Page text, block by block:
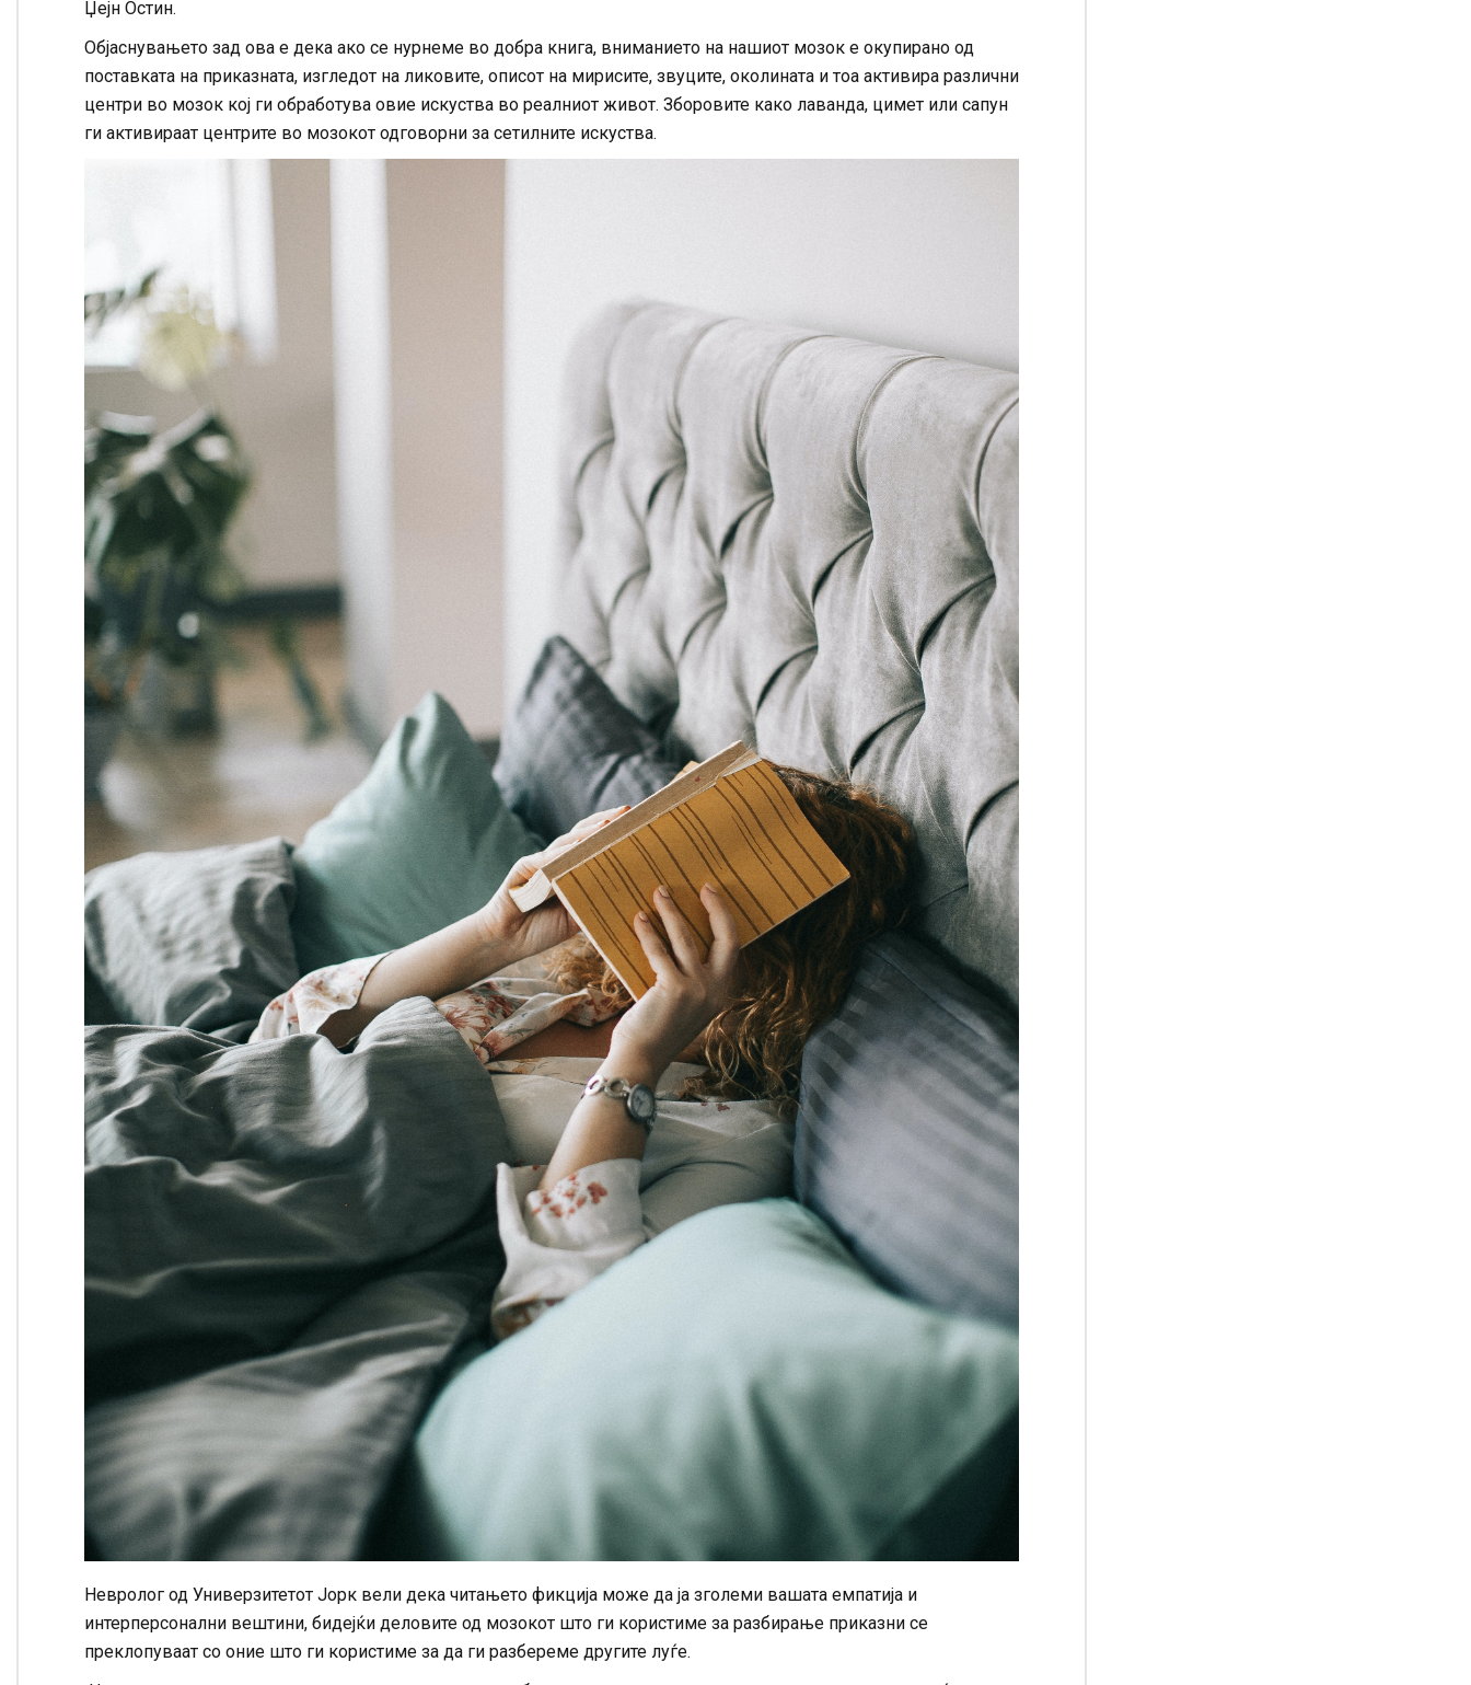
Џејн Остин.
Објаснувањето зад ова е дека ако се нурнеме во добра книга, вниманието на нашиот мозок е окупирано од
поставката на приказната, изгледот на ликовите, описот на мирисите, звуците, околината и тоа активира различни
центри во мозок кој ги обработува овие искуства во реалниот живот. Зборовите како лаванда, цимет или сапун
ги активираат центрите во мозокот одговорни за сетилните искуства.
Невролог од Универзитетот Јорк вели дека читањето фикција може да ја зголеми вашата емпатија и
интерперсонални вештини, бидејќи деловите од мозокот што ги користиме за разбирање приказни се
преклопуваат со оние што ги користиме за да ги разбереме другите луѓе.